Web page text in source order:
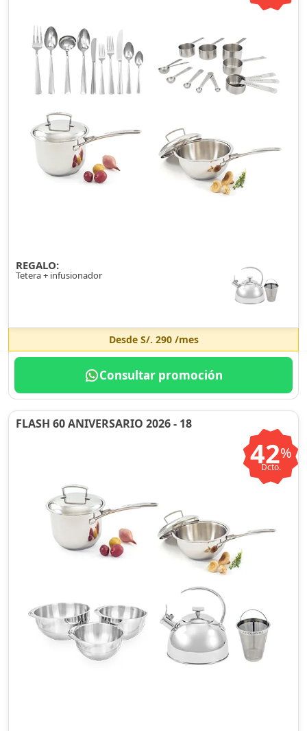
REGALO:
Tetera + infusionador
Desde S/. 290/mes
Consultar promoción
FLASH 60 ANIVERSARIO 2026 - 18
42%
Dcto.